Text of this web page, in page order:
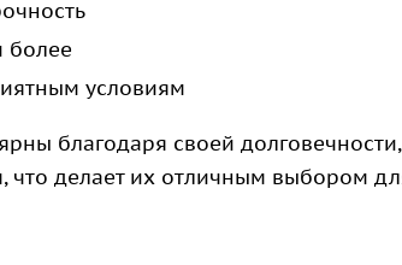
более
условиям
благодаря своей
что делает их отличным выбором